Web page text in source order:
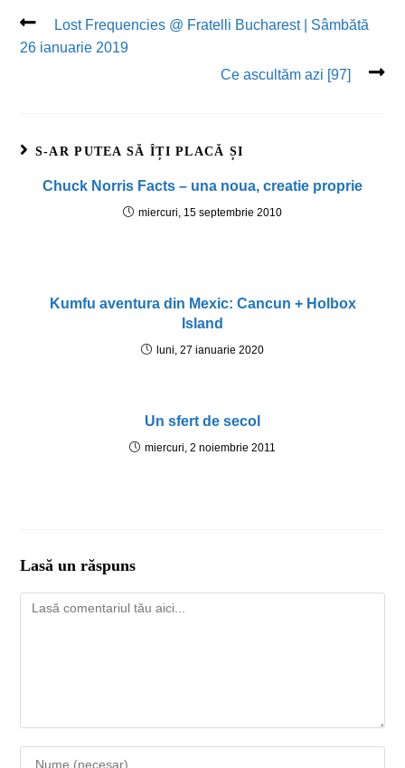
Lost Frequencies @ Fratelli Bucharest | Sâmbătă
26 ianuarie 2019
Ce ascultăm azi [97]
S-AR PUTEA SĂ ÎȚI PLACĂ ȘI
Chuck Norris Facts – una noua, creatie proprie
miercuri, 15 septembrie 2010
Kumfu aventura din Mexic: Cancun + Holbox
Island
luni, 27 ianuarie 2020
Un sfert de secol
miercuri, 2 noiembrie 2011
Lasă un răspuns